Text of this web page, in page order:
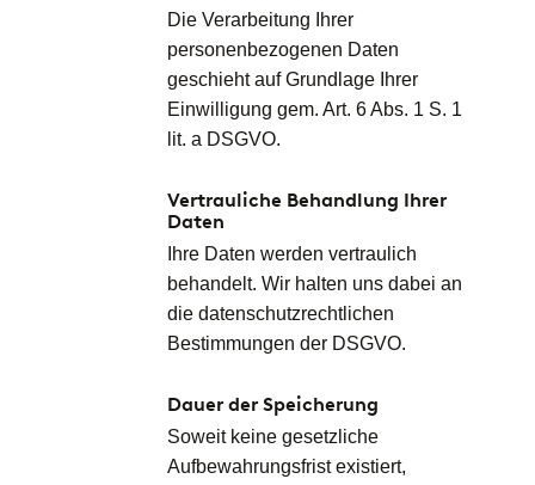
Die Verarbeitung Ihrer
personenbezogenen Daten
geschieht auf Grundlage Ihrer
Einwilligung gem. Art. 6 Abs. 1 S. 1
lit. a DSGVO.
Vertrauliche Behandlung Ihrer
Daten
Ihre Daten werden vertraulich
behandelt. Wir halten uns dabei an
die datenschutzrechtlichen
Bestimmungen der DSGVO.
Dauer der Speicherung
Soweit keine gesetzliche
Aufbewahrungsfrist existiert,